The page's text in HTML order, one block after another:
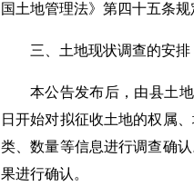
国土地管理法》第四十五条规
三、土地现状调查的安排
本公告发布后，由县土
日开始对拟征收土地的权属
类、数量等信息进行调查确
果进行确认。